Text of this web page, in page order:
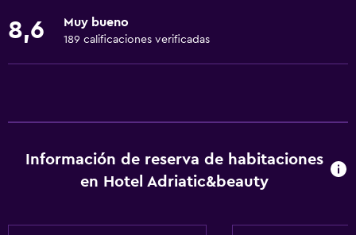
Espacio de almacenamiento
Habitaciones insonorizadas
Insonorización
8,6 Muy bueno
189 calificaciones verificadas
Información de reserva de habitaciones
en Hotel Adriatic&beauty